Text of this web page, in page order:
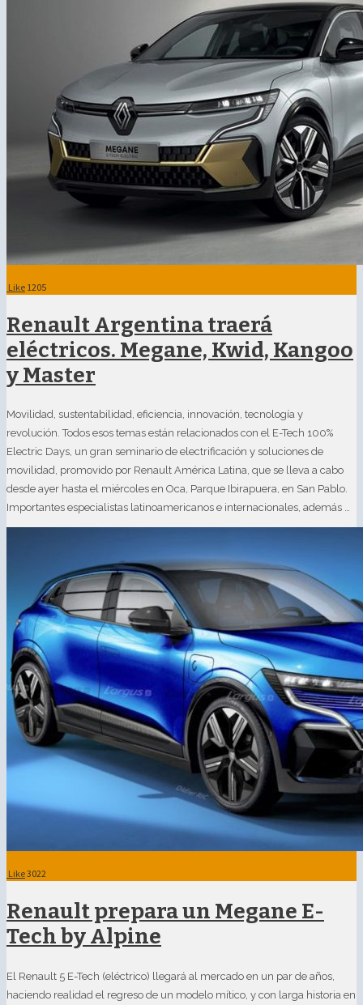
Like 1205
Renault Argentina traerá
eléctricos. Megane, Kwid, Kangoo
y Master
Movilidad, sustentabilidad, eficiencia, innovación, tecnología y
revolución. Todos esos temas están relacionados con el E-Tech 100%
Electric Days, un gran seminario de electrificación y soluciones de
movilidad, promovido por Renault América Latina, que se lleva a cabo
desde ayer hasta el miércoles en Oca, Parque Ibirapuera, en San Pablo.
Importantes especialistas latinoamericanos e internacionales, además …
Like3022
Renault prepara un Megane E-
Tech by Alpine
El Renault 5 E-Tech (eléctrico) llegará al mercado en un par de años,
haciendo realidad el regreso de un modelo mítico, y con larga historia en